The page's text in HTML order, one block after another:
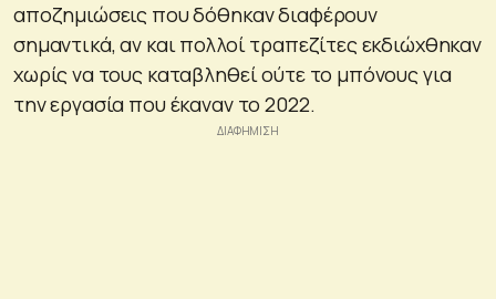
αποζημιώσεις που δόθηκαν διαφέρουν
σημαντικά, αν και πολλοί τραπεζίτες εκδιώχθηκαν
χωρίς να τους καταβληθεί ούτε το μπόνους για
την εργασία που έκαναν το 2022.